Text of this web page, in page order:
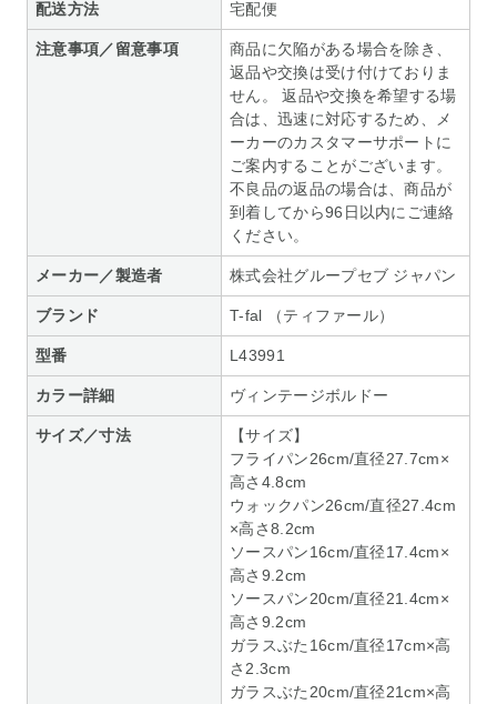
配送方法 宅配便
注意事項／留意事項
商品に欠陥がある場合を除き、
返品や交換は受け付けておりま
せん。 返品や交換を希望する場
合は、迅速に対応するため、メ
ーカーのカスタマーサポートに
ご案内することがございます。
不良品の返品の場合は、商品が
到着してから96日以内にご連絡
ください。
メーカー／製造者 株式会社グループセブ ジャパン
ブランド T-fal （ティファール）
型番 L43991
カラー詳細 ヴィンテージボルドー
サイズ／寸法
【サイズ】
フライパン26cm/直径27.7cm×
高さ4.8cm
ウォックパン26cm/直径27.4cm
×高さ8.2cm
ソースパン16cm/直径17.4cm×
高さ9.2cm
ソースパン20cm/直径21.4cm×
高さ9.2cm
ガラスぶた16cm/直径17cm×高
さ2.3cm
ガラスぶた20cm/直径21cm×高